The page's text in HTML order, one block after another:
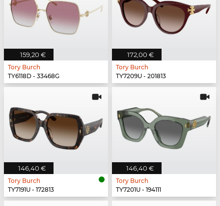
159,20 €
Tory Burch
TY6118D - 33468G
172,00 €
Tory Burch
TY7209U - 201813
146,40 €
Tory Burch
TY7191U - 172813
146,40 €
Tory Burch
TY7201U - 194111